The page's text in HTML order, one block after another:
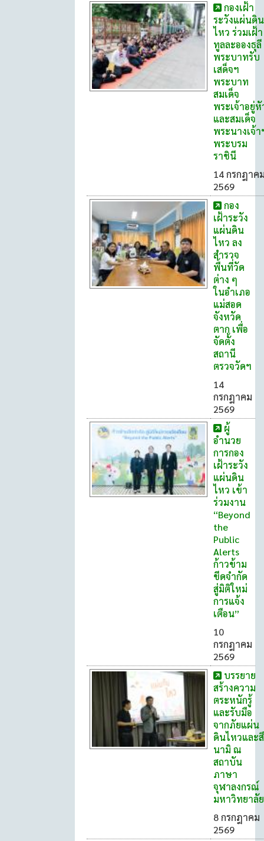
กองเฝ้า
ระวังแผ่นดิน
ไหว ร่วมเฝ้า
ทูลละอองธุลี
พระบาทรับ
เสด็จฯ
พระบาท
สมเด็จ
พระเจ้าอยู่หั
และสมเด็จ
พระนางเจ้า
พระบรม
ราชินี
14 กรกฎาค
2569
กอง
เฝ้าระวัง
แผ่นดิน
ไหว ลง
สำรวจ
พื้นที่วัด
ต่าง ๆ
ในอําเภอ
แม่สอด
จังหวัด
ตาก เพื่อ
จัดตั้ง
สถานี
ตรวจวัดฯ
14
กรกฎาคม
2569
ผู้
อำนวย
การกอง
เฝ้าระวัง
แผ่นดิน
ไหว เข้า
ร่วมงาน
“Beyond
the
Public
Alerts
ก้าวข้าม
ขีดจำกัด
สู่มิติใหม่
การแจ้ง
เตือน”
10
กรกฎาคม
2569
บรรยาย
สร้างความ
ตระหนักรู้
และรับมือ
จากภัยแผ่น
ดินไหวและสึ
นามิ ณ
สถาบัน
ภาษา
จุฬาลงกรณ์
มหาวิทยาลัย
8 กรกฎาคม
2569